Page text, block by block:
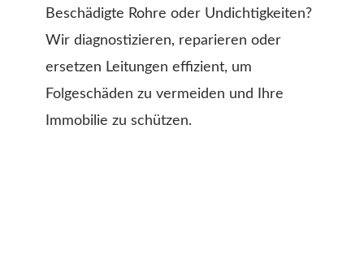
Beschädigte Rohre oder Undichtigkeiten?
Wir diagnostizieren, reparieren oder
ersetzen Leitungen effizient, um
Folgeschäden zu vermeiden und Ihre
Immobilie zu schützen.